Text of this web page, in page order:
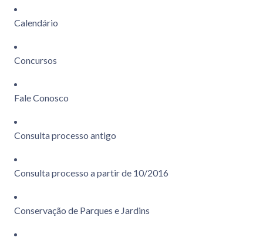
Calendário
Concursos
Fale Conosco
Consulta processo antigo
Consulta processo a partir de 10/2016
Conservação de Parques e Jardins